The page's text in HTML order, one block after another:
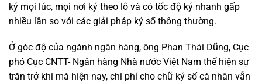
ký mọi lúc, mọi nơi ký theo lô và có tốc độ ký nhanh gấp
nhiều lần so với các giải pháp ký số thông thường.
Ở góc độ của ngành ngân hàng, ông Phan Thái Dũng, Cục
phó Cục CNTT- Ngân hàng Nhà nước Việt Nam thể hiện sự
trăn trở khi mà hiện nay, chi phí cho chữ ký số cá nhân vẫn